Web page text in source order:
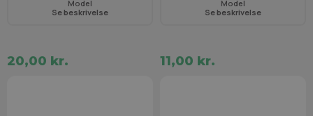
Model
Se beskrivelse
20,00 kr.
Model
Se beskrivelse
11,00 kr.